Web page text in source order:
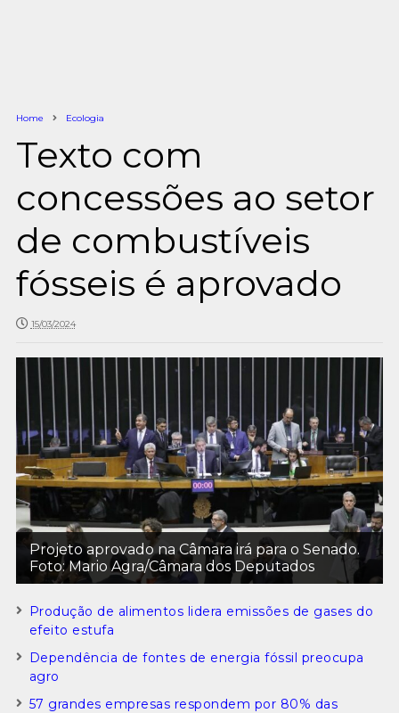
Home Ecologia
Texto com
concessões ao setor
de combustíveis
fósseis é aprovado
15/03/2024
Projeto aprovado na Câmara irá para o Senado.
Foto: Mario Agra/Câmara dos Deputados
Produção de alimentos lidera emissões de gases do
efeito estufa
Dependência de fontes de energia fóssil preocupa
agro
57 grandes empresas respondem por 80% das